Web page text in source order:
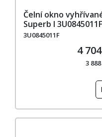
Čelní okno
Superb I 3U0845011F
3U0845011F
4
3